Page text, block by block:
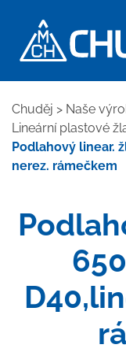
Chuděj > Naše
Lineární plastové
Podlahový linear.
nerez. rámečkem